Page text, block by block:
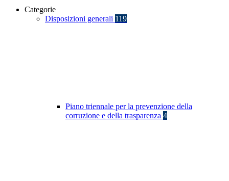
Categorie
Disposizioni generali 119
Piano triennale per la prevenzione della
corruzione e della trasparenza 4